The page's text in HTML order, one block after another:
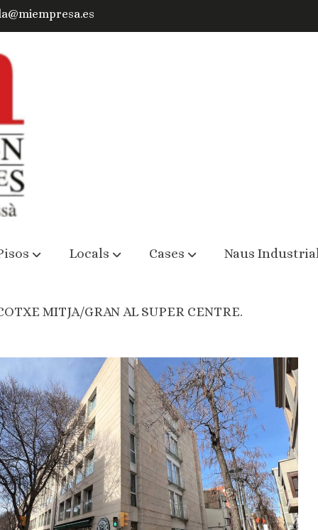
Locals Cases Naus Industrial
MITJA/GRAN AL SUPER CENTRE.